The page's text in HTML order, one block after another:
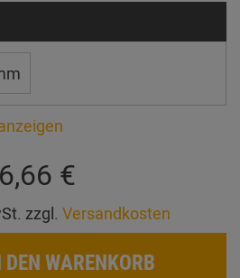
€
zzgl. Versandkosten
DEN WARENKORB